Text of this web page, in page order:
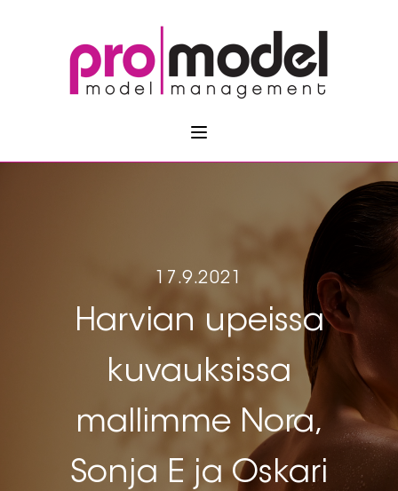
17.9.2021
Harvian upeissa
kuvauksissa
mallimme Nora,
Sonja E ja Oskari